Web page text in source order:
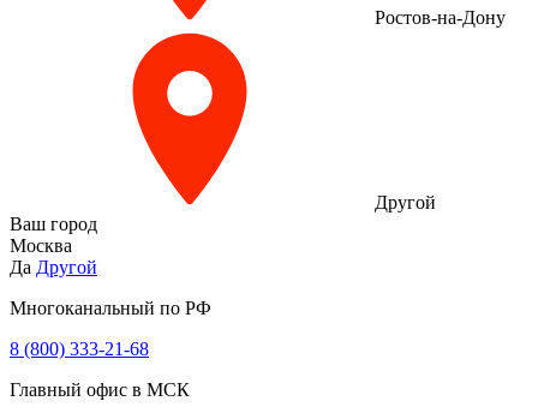
Ростов-на-Дону
Другой
Ваш город
Москва
Да Другой
Многоканальный по РФ
8 (800) 333‑21-68
Главный офис в МСК